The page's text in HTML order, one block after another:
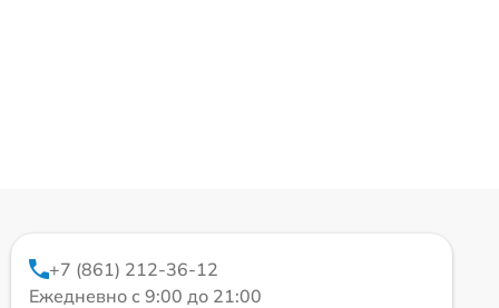
+7 (861) 212-36-12
Ежедневно с 9:00 до 21:00